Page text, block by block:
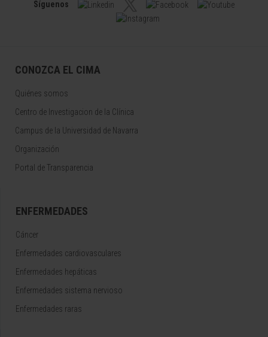
Síguenos
CONOZCA EL CIMA
Quiénes somos
Centro de Investigacion de la Clínica
Campus de la Universidad de Navarra
Organización
Portal de Transparencia
ENFERMEDADES
Cáncer
Enfermedades cardiovasculares
Enfermedades hepáticas
Enfermedades sistema nervioso
Enfermedades raras